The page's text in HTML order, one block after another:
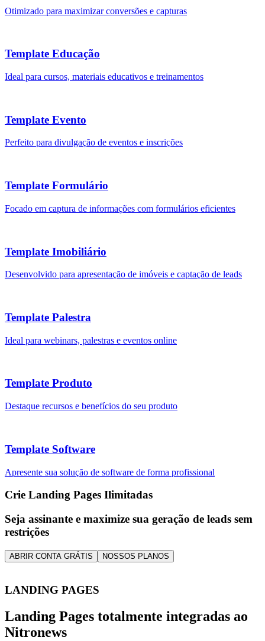
Otimizado para maximizar conversões e capturas
Template Educação
Ideal para cursos, materiais educativos e treinamentos
Template Evento
Perfeito para divulgação de eventos e inscrições
Template Formulário
Focado em captura de informações com formulários eficientes
Template Imobiliário
Desenvolvido para apresentação de imóveis e captação de leads
Template Palestra
Ideal para webinars, palestras e eventos online
Template Produto
Destaque recursos e benefícios do seu produto
Template Software
Apresente sua solução de software de forma profissional
Crie Landing Pages Ilimitadas
Seja assinante e maximize sua geração de leads sem
restrições
ABRIR CONTA GRÁTIS NOSSOS PLANOS
LANDING PAGES
Landing Pages totalmente integradas ao
Nitronews